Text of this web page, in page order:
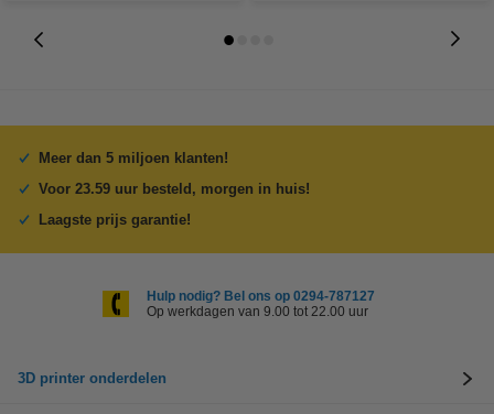
Meer dan 5 miljoen klanten!
Voor 23.59 uur besteld, morgen in huis!
Laagste prijs garantie!
Hulp nodig? Bel ons op 0294-787127
Op werkdagen van 9.00 tot 22.00 uur
3D printer onderdelen